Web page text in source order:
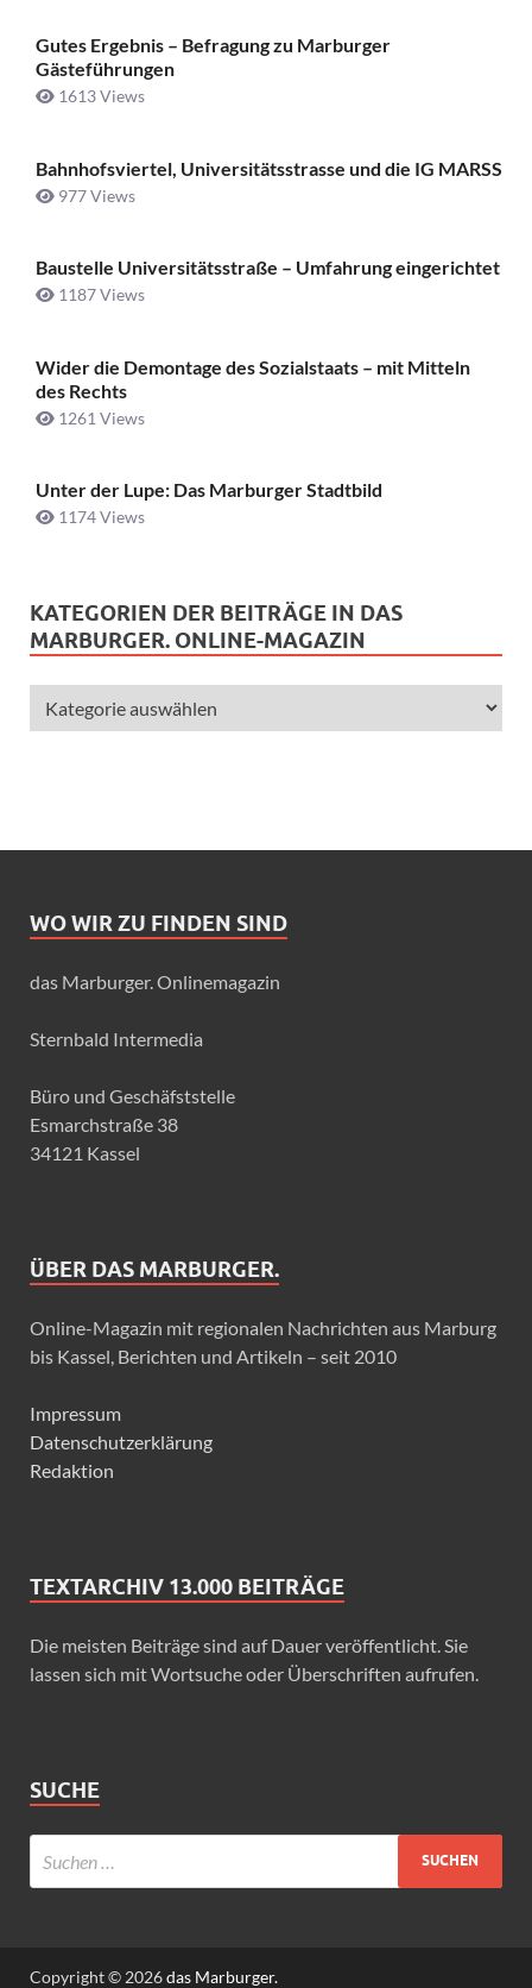
Gutes Ergebnis – Befragung zu Marburger
Gästeführungen
1613 Views
Bahnhofsviertel, Universitätsstrasse und die IG MARSS
977 Views
Baustelle Universitätsstraße ­– Umfahrung eingerichtet
1187 Views
Wider die Demontage des Sozialstaats – mit Mitteln
des Rechts
1261 Views
Unter der Lupe: Das Marburger Stadtbild
1174 Views
KATEGORIEN DER BEITRÄGE IN DAS
MARBURGER. ONLINE-MAGAZIN
WO WIR ZU FINDEN SIND
das Marburger. Onlinemagazin
Sternbald Intermedia
Büro und Geschäfststelle
Esmarchstraße 38
34121 Kassel
ÜBER DAS MARBURGER.
Online-Magazin mit regionalen Nachrichten aus Marburg
bis Kassel, Berichten und Artikeln – seit 2010
Impressum
Datenschutzerklärung
Redaktion
TEXTARCHIV 13.000 BEITRÄGE
Die meisten Beiträge sind auf Dauer veröffentlicht. Sie
lassen sich mit Wortsuche oder Überschriften aufrufen.
SUCHE
Copyright © 2026das Marburger.